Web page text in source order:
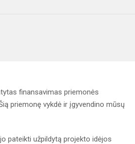
finansavimas priemonės
priemonę vykdė ir įgyvendino mūsų
pateikti užpildytą projekto idėjos